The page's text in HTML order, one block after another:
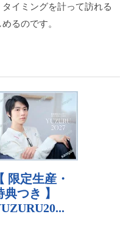
イミングを計って訪れる
るのです。